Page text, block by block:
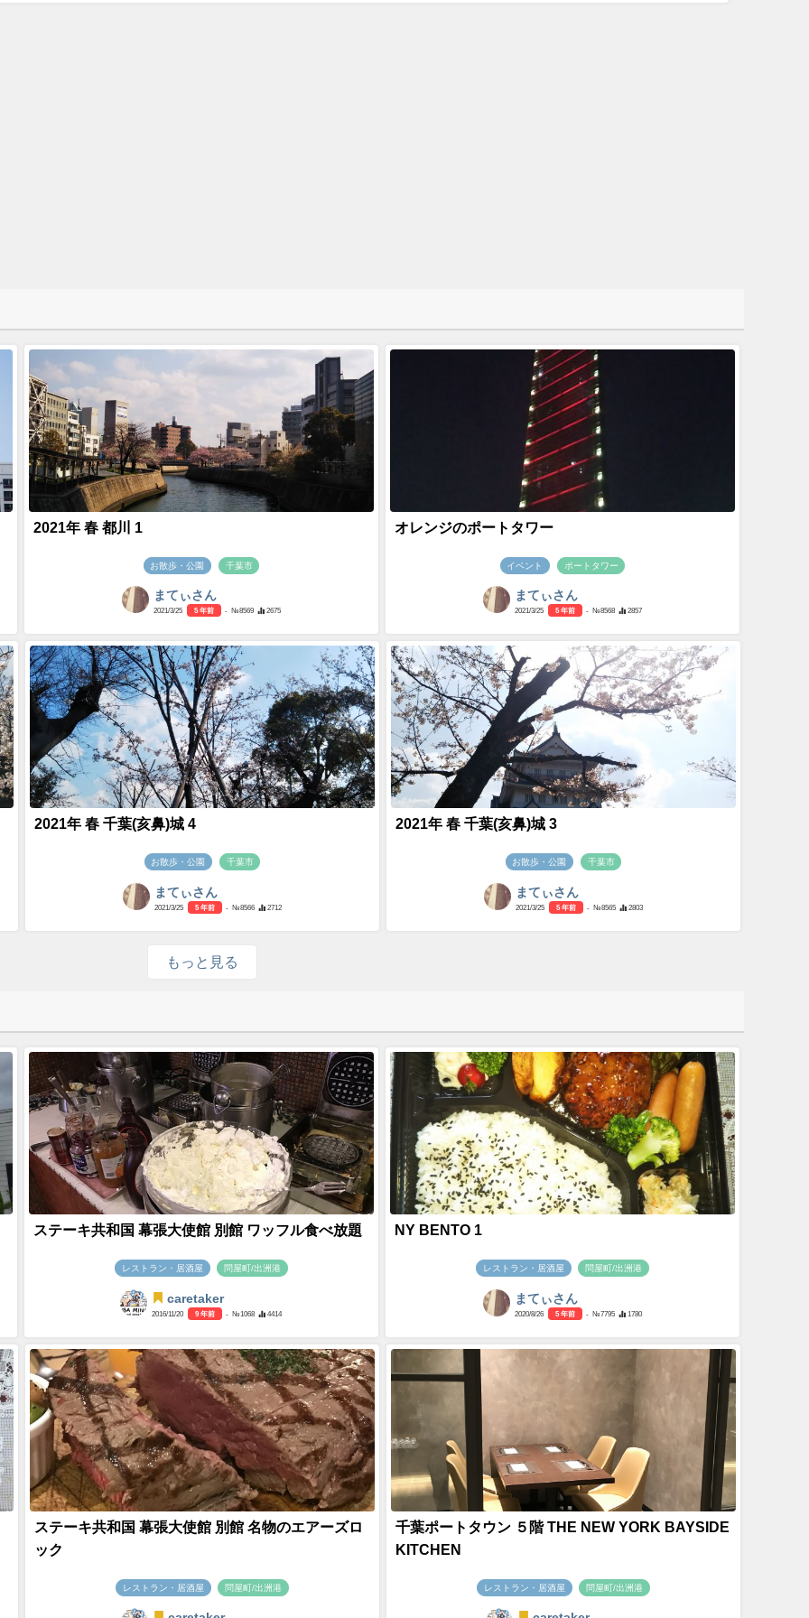
2021年 春 都川 1
お散歩・公園 千葉市
まてぃさん
2021/3/25 5 年前 - №8569 2675
オレンジのポートタワー
イベント ポートタワー
まてぃさん
2021/3/25 5 年前 - №8568 2857
2021年 春 千葉(亥鼻)城 4
お散歩・公園 千葉市
まてぃさん
2021/3/25 5 年前 - №8566 2712
2021年 春 千葉(亥鼻)城 3
お散歩・公園 千葉市
まてぃさん
2021/3/25 5 年前 - №8565 2803
もっと見る
ステーキ共和国 幕張大使館 別館 ワッフル食べ放題
レストラン・居酒屋 問屋町/出洲港
caretaker
2016/11/20 9 年前 - №1068 4414
NY BENTO 1
レストラン・居酒屋 問屋町/出洲港
まてぃさん
2020/8/26 5 年前 - №7795 1780
ステーキ共和国 幕張大使館 別館 名物のエアーズロ
ック
レストラン・居酒屋 問屋町/出洲港
千葉ポートタウン ５階 THE NEW YORK BAYSIDE
KITCHEN
レストラン・居酒屋 問屋町/出洲港